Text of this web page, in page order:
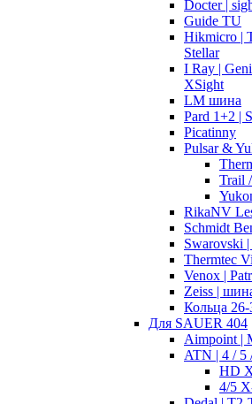
Docter |
Guide TU
Hikmicro |
Stellar
I Ray |
XSight
LM шина
Pard 1+2 |
Picatinny
Pulsar &
Trail
RikaNV
Schmidt
Swarovski
Thermtec
Venox |
Zeiss |
Кольца
Для SAUER 404
Aimpoint |
ATN | 4 / 5
HD
4/5